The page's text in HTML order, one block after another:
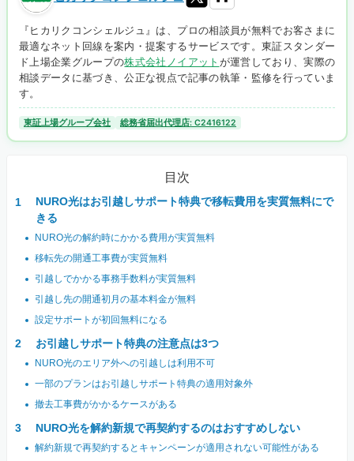
『ヒカリクコンシェルジュ』は、プロの相談員が無料でお客さまに
最適なネット回線を案内・提案するサービスです。東証スタンダー
ド上場企業グループの株式会社ノイアット が運営しており、実際の
相談データに基づき、公正な視点で記事の執筆・監修を行っていま
す。
東証上場グループ会社 総務省届出代理店: C2416122
目次
NURO光はお引越しサポート特典で移転費用を実質無料にで
きる
NURO光の解約時にかかる費用が実質無料
移転先の開通工事費が実質無料
引越しでかかる事務手数料が実質無料
引越し先の開通初月の基本料金が無料
設定サポートが初回無料になる
お引越しサポート特典の注意点は3つ
NURO光のエリア外への引越しは利用不可
一部のプランはお引越しサポート特典の適用対象外
撤去工事費がかかるケースがある
NURO光を解約新規で再契約するのはおすすめしない
解約新規で再契約するとキャンペーンが適用されない可能性がある